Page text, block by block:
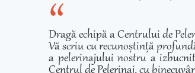
Dragă echipă a Centrului de
Vă scriu cu recunoștință
a pelerinajului nostru a